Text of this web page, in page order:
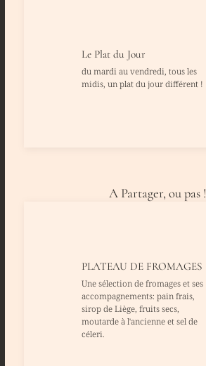
Le Plat du Jour
du mardi au vendredi, tous les
midis, un plat du jour différent !
A Partager, ou pas !
PLATEAU DE FROMAGES
Une sélection de fromages et ses
accompagnements: pain frais,
sirop de Liège, fruits secs,
moutarde à l'ancienne et sel de
céleri.